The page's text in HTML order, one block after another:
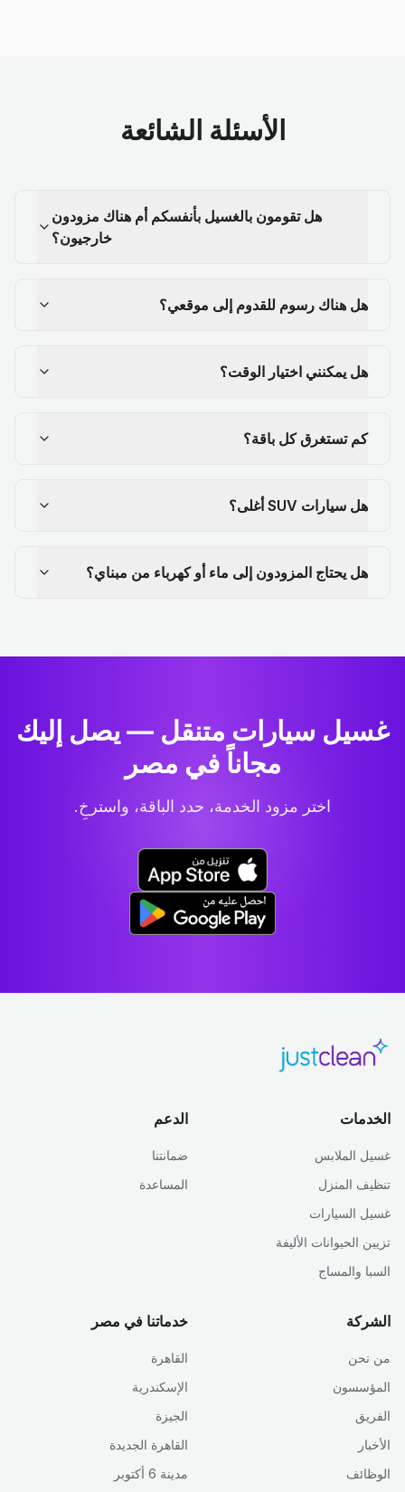
الأسئلة الشائعة
هل تقومون بالغسيل بأنفسكم أم هناك مزودون
خارجيون؟
هل هناك رسوم للقدوم إلى موقعي؟
هل يمكنني اختيار الوقت؟
كم تستغرق كل باقة؟
هل سيارات SUV أغلى؟
هل يحتاج المزودون إلى ماء أو كهرباء من مبناي؟
غسيل سيارات متنقل — يصل إليك
مجاناً في مصر
اختر مزود الخدمة، حدد الباقة، واسترخِ.
الخدمات
غسيل الملابس
تنظيف المنزل
غسيل السيارات
تزيين الحيوانات الأليفة
السبا والمساج
الدعم
ضمانتنا
المساعدة
الشركة
من نحن
المؤسسون
الفريق
الأخبار
الوظائف
خدماتنا في مصر
القاهرة
الإسكندرية
الجيزة
القاهرة الجديدة
مدينة 6 أكتوبر